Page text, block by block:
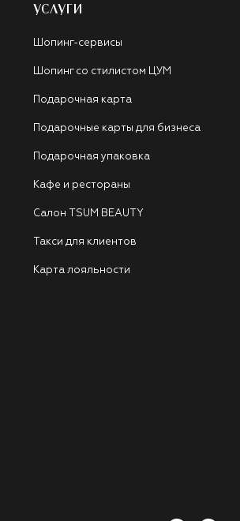
УСЛУГИ
Шопинг-сервисы
Шопинг со стилистом ЦУМ
Подарочная карта
Подарочные карты для бизнеса
Подарочная упаковка
Кафе и рестораны
Салон TSUM BEAUTY
Такси для клиентов
Карта лояльности